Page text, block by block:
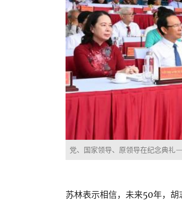
党、国家领导、原领导在纪念典
苏林表示相信，未来50年，胡